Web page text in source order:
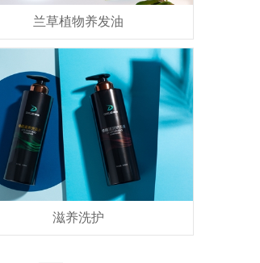
兰草植物养发油
滋养洗护